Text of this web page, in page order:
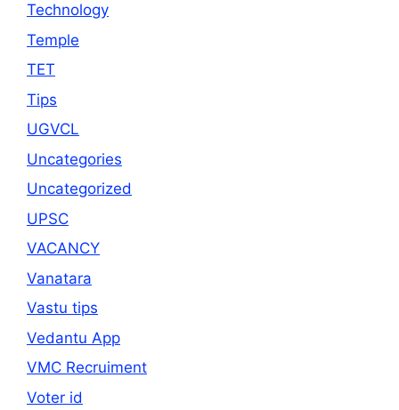
Technology
Temple
TET
Tips
UGVCL
Uncategories
Uncategorized
UPSC
VACANCY
Vanatara
Vastu tips
Vedantu App
VMC Recruiment
Voter id